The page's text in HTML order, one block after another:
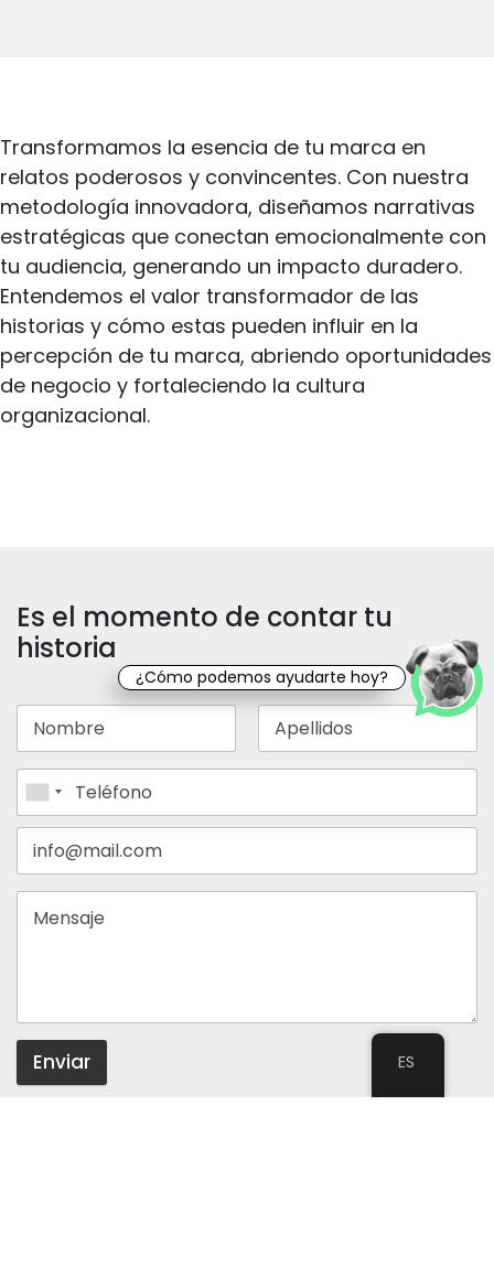
Transformamos la esencia de tu marca en
relatos poderosos y convincentes. Con nuestra
metodología innovadora, diseñamos narrativas
estratégicas que conectan emocionalmente con
tu audiencia, generando un impacto duradero.
Entendemos el valor transformador de las
historias y cómo estas pueden influir en la
percepción de tu marca, abriendo oportunidades
de negocio y fortaleciendo la cultura
organizacional.
¿Cómo podemos ayudarte hoy?
Es el momento de contar tu
historia
Enviar ES